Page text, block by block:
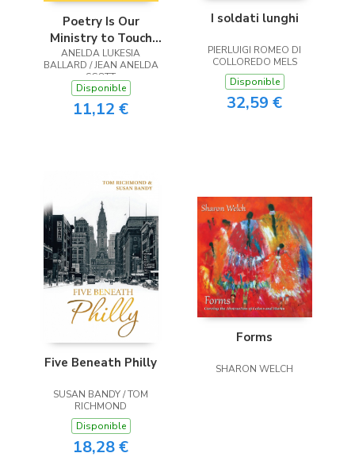
Poetry Is Our
Ministry to Touch
the Heart
ANELDA LUKESIA
BALLARD / JEAN ANELDA
SCOTT
Disponible
11,12 €
I soldati lunghi
PIERLUIGI ROMEO DI
COLLOREDO MELS
Disponible
32,59 €
Five Beneath Philly
SUSAN BANDY / TOM
RICHMOND
Disponible
18,28 €
Forms
SHARON WELCH